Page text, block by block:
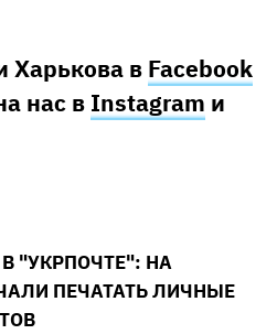
Харькова в Facebook
нас в Instagram и
"УКРПОЧТЕ": НА
ПЕЧАТАТЬ ЛИЧНЫЕ